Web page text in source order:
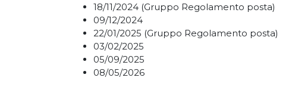
18/11/2024 (Gruppo Regolamento posta)
09/12/2024
22/01/2025 (Gruppo Regolamento posta)
03/02/2025
05/09/2025
08/05/2026